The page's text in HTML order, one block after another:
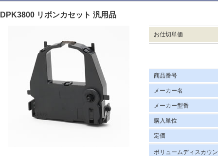
DPK3800 リボンカセット 汎用品
お仕切単価
商品番号
メーカー名
メーカー型番
購入単位
定価
ボリュームディスカウ